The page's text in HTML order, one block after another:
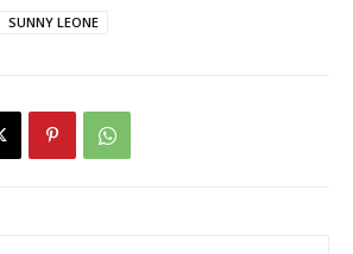
SUNNY LEONE